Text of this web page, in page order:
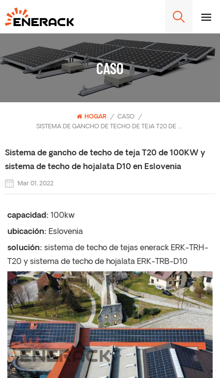
CASO
HOGAR / CASO
/
SISTEMA DE GANCHO DE TECHO DE TEJA T20 DE 100KW Y SISTEMA DE TECHO DE HOJALATA D10 EN ESLOVENIA
Sistema de gancho de techo de teja T20 de 100KW y
sistema de techo de hojalata D10 en Eslovenia
Mar 01, 2022
capacidad: 100kw
ubicación: Eslovenia
solución: sistema de techo de tejas enerack ERK-TRH-
T20 y sistema de techo de hojalata ERK-TRB-D10